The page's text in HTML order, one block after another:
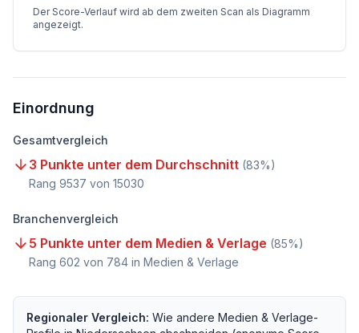
Der Score-Verlauf wird ab dem zweiten Scan als Diagramm
angezeigt.
Einordnung
Gesamtvergleich
3 Punkte unter dem Durchschnitt (83%)
Rang 9537 von 15030
Branchenvergleich
5 Punkte unter dem Medien & Verlage (85%)
Rang 602 von 784 in Medien & Verlage
Regionaler Vergleich: Wie andere Medien & Verlage-